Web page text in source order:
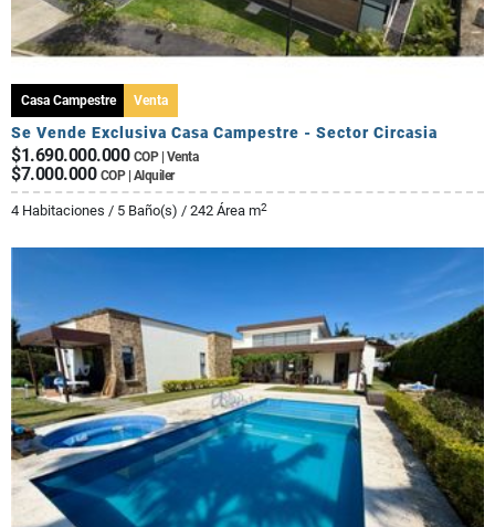
Casa Campestre Venta
Se Vende Exclusiva Casa Campestre - Sector Circasia
$1.690.000.000 COP | Venta
$7.000.000 COP | Alquiler
4 Habitaciones / 5 Baño(s) / 242 Área m2